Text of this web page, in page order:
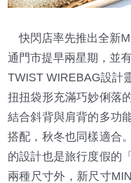
快閃店率先推出全新
通門市提早兩星期，並
TWIST WIREBAG設計
扭扭袋形充滿巧妙俐落
結合斜背與肩背的多功
搭配，秋冬也同樣適合
的設計也是旅行度假的
兩種尺寸外，新尺寸